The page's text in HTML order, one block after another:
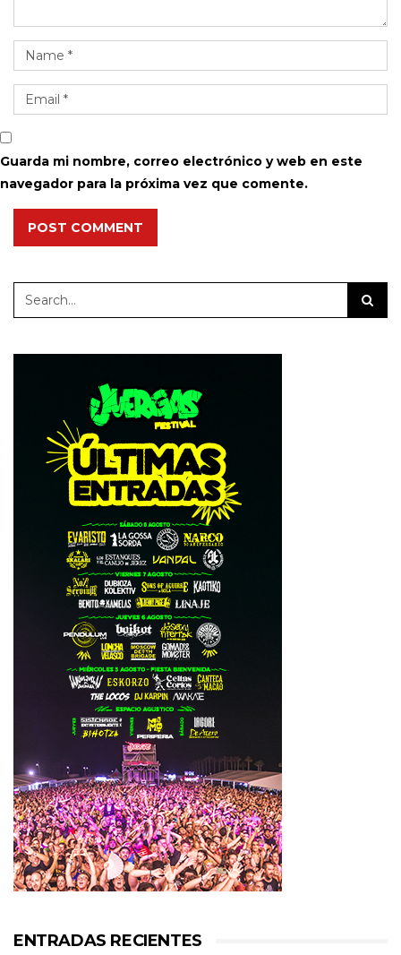
Guarda mi nombre, correo electrónico y web en este
navegador para la próxima vez que comente.
POST COMMENT
ENTRADAS RECIENTES